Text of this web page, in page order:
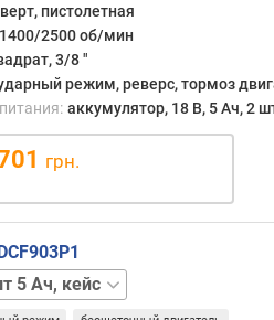
пистолетная
1400/2500 об/мин
3/8 "
режим, реверс, тормоз
аккумулятор, 18 В, 5 Ач, 2
грн.